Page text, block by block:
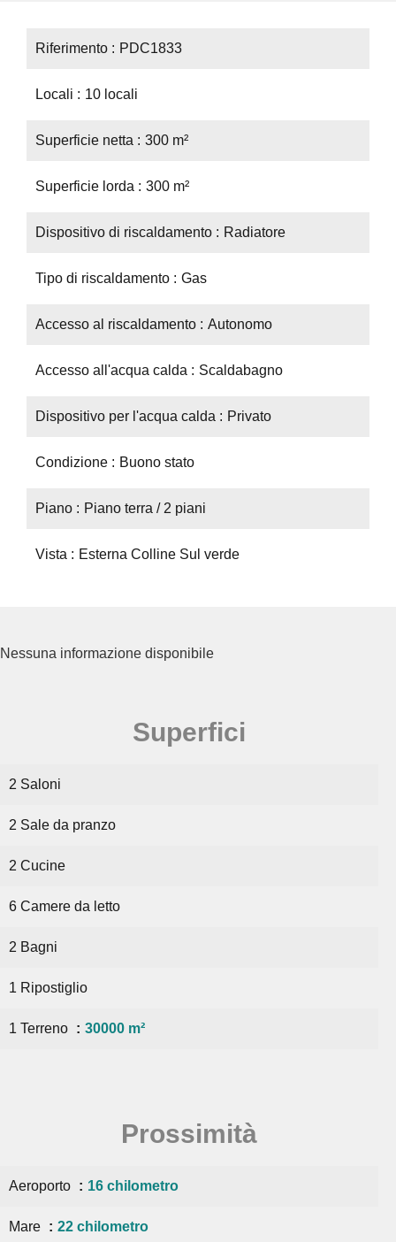
Riferimento PDC1833
Locali 10 locali
Superficie netta 300 m²
Superficie lorda 300 m²
Dispositivo di riscaldamento Radiatore
Tipo di riscaldamento Gas
Accesso al riscaldamento Autonomo
Accesso all'acqua calda Scaldabagno
Dispositivo per l'acqua calda Privato
Condizione Buono stato
Piano Piano terra / 2 piani
Vista Esterna Colline Sul verde
Nessuna informazione disponibile
Superfici
2 Saloni
2 Sale da pranzo
2 Cucine
6 Camere da letto
2 Bagni
1 Ripostiglio
1 Terreno 30000 m²
Prossimità
Aeroporto 16 chilometro
Mare 22 chilometro